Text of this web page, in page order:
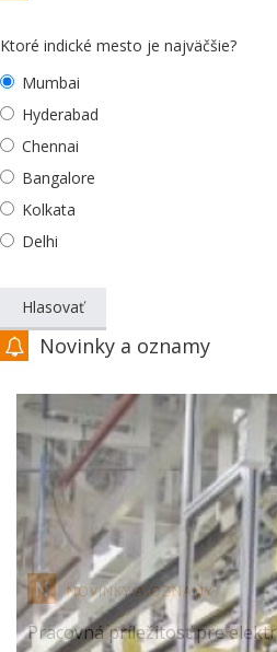
Ktoré indické mesto je najväčšie?
Mumbai
Hyderabad
Chennai
Bangalore
Kolkata
Delhi
Novinky a oznamy
N NOVINKY A OZNAMY
Pracovná príležitosť pre